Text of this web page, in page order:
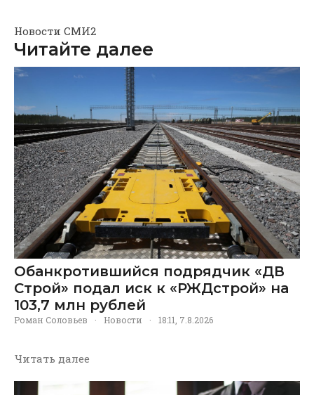
Новости СМИ2
Читайте далее
Обанкротившийся подрядчик «ДВ
Строй» подал иск к «РЖДстрой» на
103,7 млн рублей
Роман Соловьев · Новости · 18:11, 7.8.2026
Читать далее